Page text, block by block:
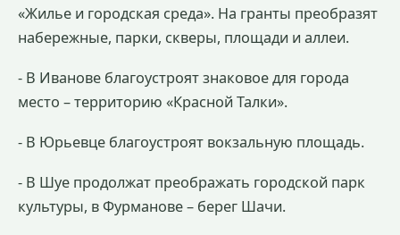
«Жилье и городская среда». На гранты преобразят
набережные, парки, скверы, площади и аллеи.
- В Иванове благоустроят знаковое для города
место – территорию «Красной Талки».
- В Юрьевце благоустроят вокзальную площадь.
- В Шуе продолжат преображать городской парк
культуры, в Фурманове – берег Шачи.